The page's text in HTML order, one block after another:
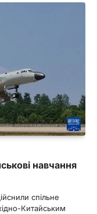
навчання
спільне
Китайським